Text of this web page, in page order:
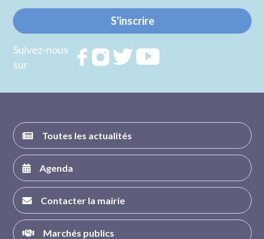
S'inscrire
Suivez-nous
sur
RejoignezRejoignezRejoignez
Toutes les actualités
Agenda
Contacter la mairie
Marchés publics